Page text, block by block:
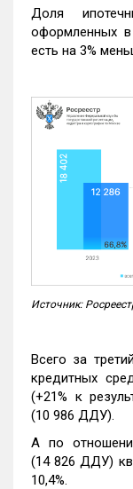
Доля
оформленных
есть на 3%
Источник:
Всего за
кредитных
(+21% к
(10 986 ДДУ).
А по
(14 826 ДДУ)
10,4%.